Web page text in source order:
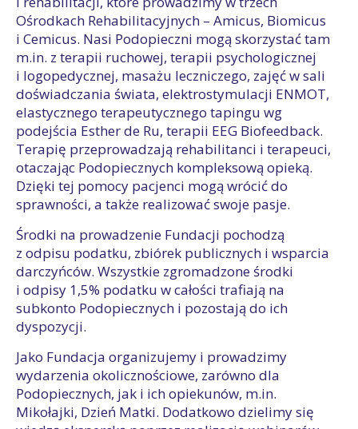
Ośrodkach Rehabilitacyjnych – Amicus, Biomicus
i Cemicus. Nasi Podopieczni mogą skorzystać tam
m.in. z terapii ruchowej, terapii psychologicznej
i logopedycznej, masażu leczniczego, zajęć w sali
doświadczania świata, elektrostymulacji ENMOT,
elastycznego terapeutycznego tapingu wg
podejścia Esther de Ru, terapii EEG Biofeedback.
Terapię przeprowadzają rehabilitanci i terapeuci,
otaczając Podopiecznych kompleksową opieką.
Dzięki tej pomocy pacjenci mogą wrócić do
sprawności, a także realizować swoje pasje.
Środki na prowadzenie Fundacji pochodzą
z odpisu podatku, zbiórek publicznych i wsparcia
darczyńców. Wszystkie zgromadzone środki
i odpisy 1,5% podatku w całości trafiają na
subkonto Podopiecznych i pozostają do ich
dyspozycji.
Jako Fundacja organizujemy i prowadzimy
wydarzenia okolicznościowe, zarówno dla
Podopiecznych, jak i ich opiekunów, m.in.
Mikołajki, Dzień Matki. Dodatkowo dzielimy się